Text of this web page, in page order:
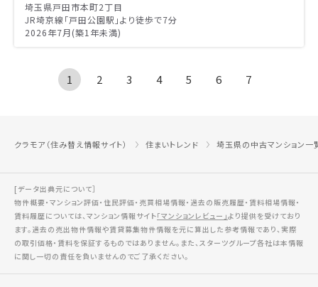
埼玉県戸田市本町2丁目
JR埼京線「戸田公園駅」より徒歩で7分
2026年7月(築1年未満)
1 2 3 4 5 6 7
クラモア（住み替え情報サイト） 住まいトレンド 埼玉県の中古マンション一
[データ出典元について］
物件概要・マンション評価・住民評価・売買相場情報・過去の販売履歴・賃料相場情報・
賃料履歴については、マンション情報サイト「マンションレビュー」より提供を受けており
ます。過去の売出物件情報や賃貸募集物件情報を元に算出した参考情報であり、実際
の取引価格・賃料を保証するものではありません。また、スターツグループ各社は本情報
に関し一切の責任を負いませんのでご了承ください。